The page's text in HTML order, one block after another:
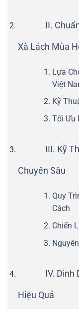
II.
Xà Lách Mùa
Lựa
Việt
Kỹ
Tối Ưu
III. Kỹ
Chuyên Sâu
Quy
Cách
Chiến
IV. Dinh
Hiệu Quả